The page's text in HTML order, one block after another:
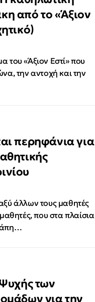
από το «Άξιον
του «Άξιον Εστί» που
την αντοχή και την
περηφάνια για
άλλων τους μαθητές
που στα πλαίσια
των
για την